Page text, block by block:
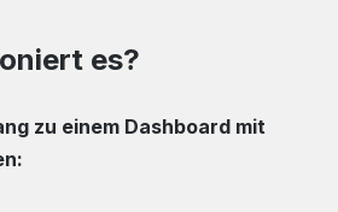
es?
zu einem Dashboard mit